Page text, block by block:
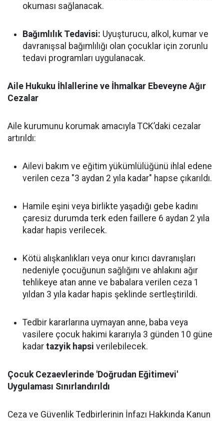
okuması sağlanacak.
Bağımlılık Tedavisi: Uyuşturucu, alkol, kumar ve
davranışsal bağımlılığı olan çocuklar için zorunlu
tedavi programları uygulanacak.
Aile Hukuku İhlallerine ve İhmalkar Ebeveyne Ağır
Cezalar
Aile kurumunu korumak amacıyla TCK’daki cezalar
artırıldı:
Ailevi bakım ve eğitim yükümlülüğünü ihlal edene
verilen ceza "3 aydan 2 yıla kadar" hapse çıkarıldı.
Hamile eşini veya birlikte yaşadığı gebe kadını
çaresiz durumda terk eden faillere 6 aydan 2 yıla
kadar hapis verilecek.
Kötü alışkanlıkları veya onur kırıcı davranışları
nedeniyle çocuğunun sağlığını ve ahlakını ağır
tehlikeye atan anne ve babalara verilen ceza 1
yıldan 3 yıla kadar hapis şeklinde sertleştirildi.
Tedbir kararlarına uymayan anne, baba veya
vasilere çocuk hakimi kararıyla 3 günden 10 güne
kadar tazyik hapsi verilebilecek.
Çocuk Cezaevlerinde 'Doğrudan Eğitimevi'
Uygulaması Sınırlandırıldı
Ceza ve Güvenlik Tedbirlerinin İnfazı Hakkında Kanun